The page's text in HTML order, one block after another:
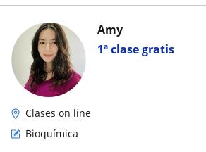
1ª clase gratis
Amy
Clases on line
Bioquímica